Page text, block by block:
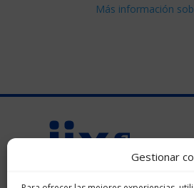
Gestionar
Más información